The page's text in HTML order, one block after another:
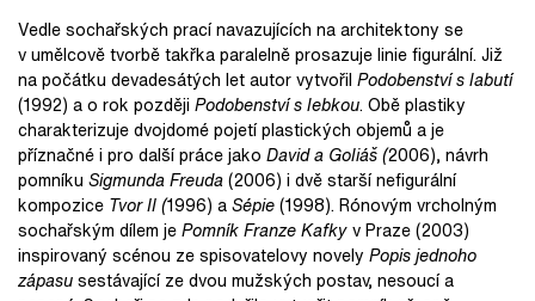
Vedle sochařských prací navazujících na architektony se
v umělcově tvorbě takřka paralelně prosazuje linie figurální. Již
na počátku devadesátých let autor vytvořil Podobenství s labutí
(1992) a o rok později Podobenství s lebkou. Obě plastiky
charakterizuje dvojdomé pojetí plastických objemů a je
příznačné i pro další práce jako David a Goliáš (2006), návrh
pomníku Sigmunda Freuda(2006) i dvě starší nefigurální
kompozice Tvor II (1996) aSépie(1998). Rónovým vrcholným
sochařským dílem jePomník Franze Kafkyv Praze (2003)
inspirovaný scénou ze spisovatelovy novely Popis jednoho
zápasusestávající ze dvou mužských postav, nesoucí a